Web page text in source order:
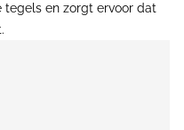
en zorgt ervoor dat